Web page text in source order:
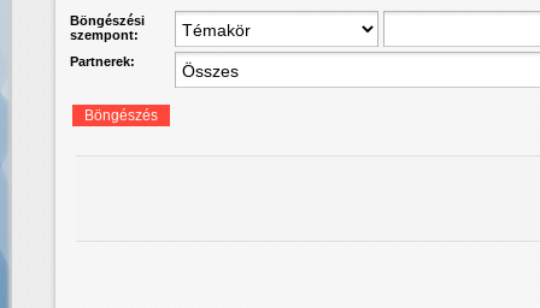
Böngészési
szempont:
Partnerek:
Böngészés